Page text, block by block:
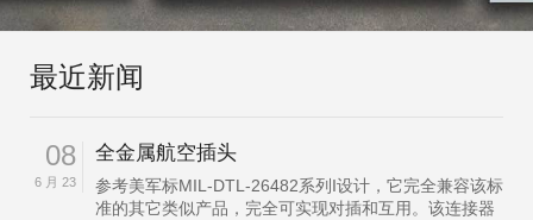
最近新闻
08
6 月 23
全金属航空插头
参考美军标MIL-DTL-26482系列I设计，它完全兼容该标
准的其它类似产品，完全可实现对插和互用。该连接器